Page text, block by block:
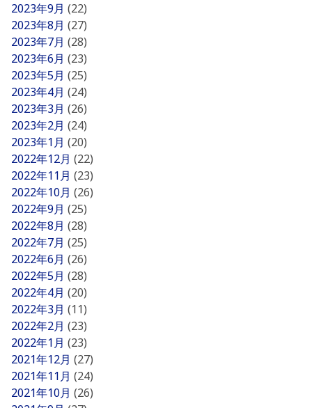
2023年9月 (22)
2023年8月 (27)
2023年7月 (28)
2023年6月 (23)
2023年5月 (25)
2023年4月 (24)
2023年3月 (26)
2023年2月 (24)
2023年1月 (20)
2022年12月 (22)
2022年11月 (23)
2022年10月 (26)
2022年9月 (25)
2022年8月 (28)
2022年7月 (25)
2022年6月 (26)
2022年5月 (28)
2022年4月 (20)
2022年3月 (11)
2022年2月 (23)
2022年1月 (23)
2021年12月 (27)
2021年11月 (24)
2021年10月 (26)